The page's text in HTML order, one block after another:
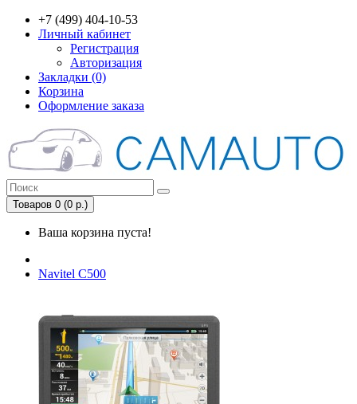
+7 (499) 404-10-53
Личный кабинет
Регистрация
Авторизация
Закладки (0)
Корзина
Оформление заказа
Товаров 0 (0 р.)
Ваша корзина пуста!
Navitel C500